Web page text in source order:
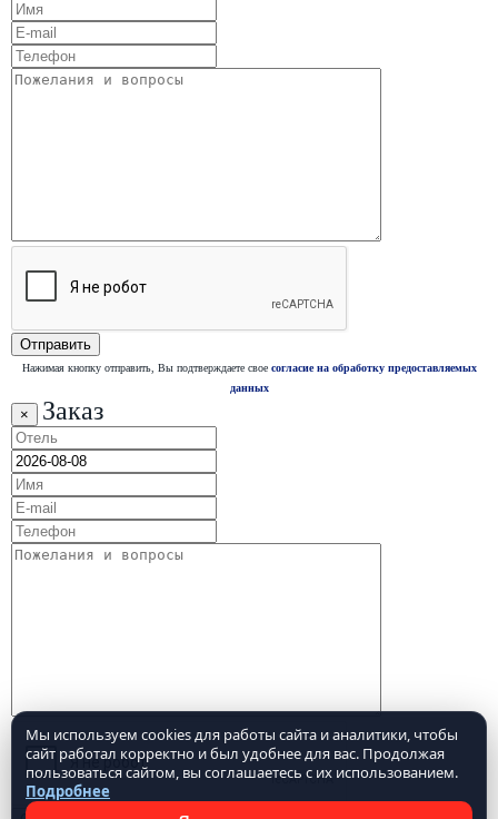
Мы используем cookies для работы сайта и аналитики, чтобы
сайт работал корректно и был удобнее для вас. Продолжая
пользоваться сайтом, вы соглашаетесь с их использованием.
Подробнее
Нажимая кнопку отправить, Вы подтверждаете свое согласие на обработку предоставляемых
данных
× Заказ